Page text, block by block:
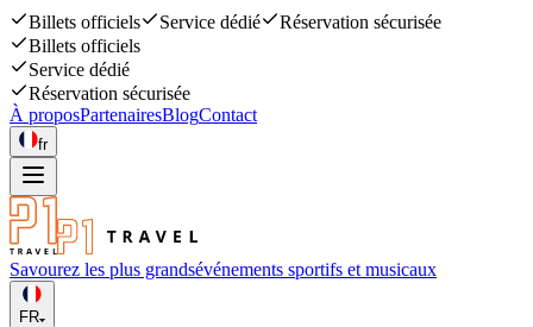
Billets officiels Service dédié
Réservation sécurisée
Billets officiels
Service dédié
Réservation sécurisée
À proposPartenairesBlogContact
fr
Savourez les plus grandsévénements sportifs et musicaux
FR